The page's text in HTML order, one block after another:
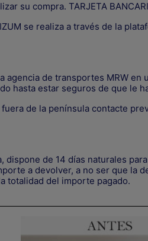
su compra. TARJETA
se realiza a través de la
de transportes MRW
hasta estar seguros de que le
de la península contacte
dispone de 14 días naturales para
a devolver, a no ser que la
totalidad del importe pagado.